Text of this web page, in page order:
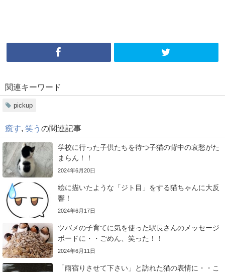
関連キーワード
pickup
癒す 笑う の関連記事
学校に行った子供たちを待つ子猫の背中の哀愁がた
まらん！！
2024年6月20日
絵に描いたような「ジト目」をする猫ちゃんに大反
響！
2024年6月17日
ツバメの子育てに気を使った駅長さんのメッセージ
ボードに・・ごめん、笑った！！
2024年6月11日
「雨宿りさせて下さい」と訪れた猫の表情に・・こ